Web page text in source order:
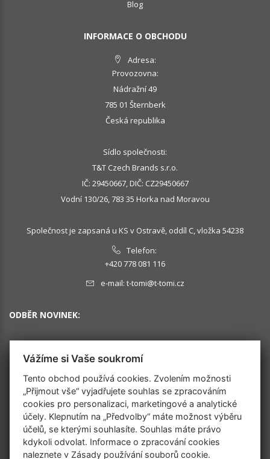
Blog
INFORMACE O OBCHODU
Adresa:
Provozovna:
Nádražní 49
785 01 Šternberk
Česká republika
Sídlo společnosti:
T&T Czech Brands s.r.o.
IČ: 29450667, DIČ: CZ29450667
Vodní 130/26, 783 35 Horka nad Moravou
Společnost je zapsaná u KS v Ostravě, oddíl C, vložka 54238
Telefon:
+420 778 081 116
e-mail: t-tomi@t-tomi.cz
ODBĚR NOVINEK:
OK
SLEDUJTE NÁS
Vážíme si Vaše soukromí
Tento obchod používá cookies. Zvolením možnosti
„Přijmout vše“ vyjadřujete souhlas se zpracováním
cookies pro personalizaci, marketingové a analytické
účely. Klepnutím na „Předvolby“ máte možnost výběru
účelů, se kterými souhlasíte. Souhlas máte právo
kdykoli odvolat. Informace o zpracování cookies
naleznete v Zásady používání souborů cookie.